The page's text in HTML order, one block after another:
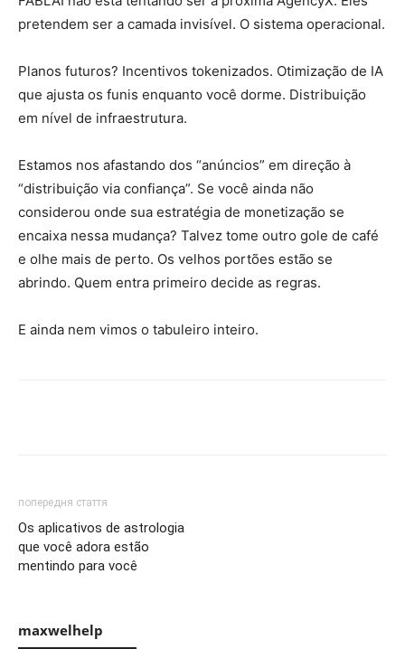
pretendem ser a camada invisível. O sistema operacional.
Planos futuros? Incentivos tokenizados. Otimização de IA
que ajusta os funis enquanto você dorme. Distribuição
em nível de infraestrutura.
Estamos nos afastando dos “anúncios” em direção à
“distribuição via confiança”. Se você ainda não
considerou onde sua estratégia de monetização se
encaixa nessa mudança? Talvez tome outro gole de café
e olhe mais de perto. Os velhos portões estão se
abrindo. Quem entra primeiro decide as regras.
E ainda nem vimos o tabuleiro inteiro.
попередня стаття
Os aplicativos de astrologia
que você adora estão
mentindo para você
maxwelhelp